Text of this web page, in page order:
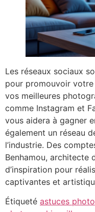
Les réseaux sociaux
pour promouvoir
vos meilleures
comme Instagram et
vous aidera à gagner
également un réseau
l’industrie. Des
Benhamou, architecte
d’inspiration pour
captivantes et
Étiqueté astuces photo